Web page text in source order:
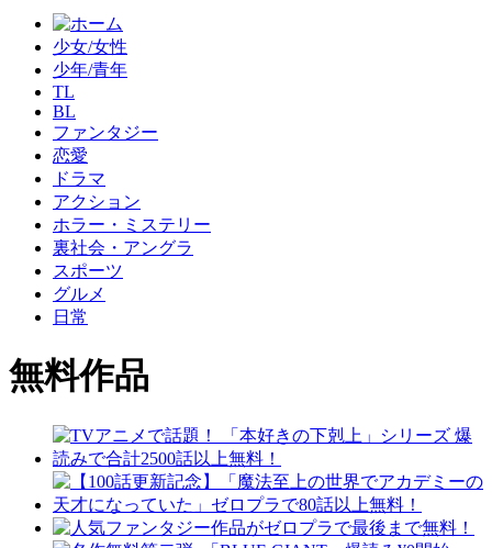
少女/女性
少年/青年
TL
BL
ファンタジー
恋愛
ドラマ
アクション
ホラー・ミステリー
裏社会・アングラ
スポーツ
グルメ
日常
無料作品